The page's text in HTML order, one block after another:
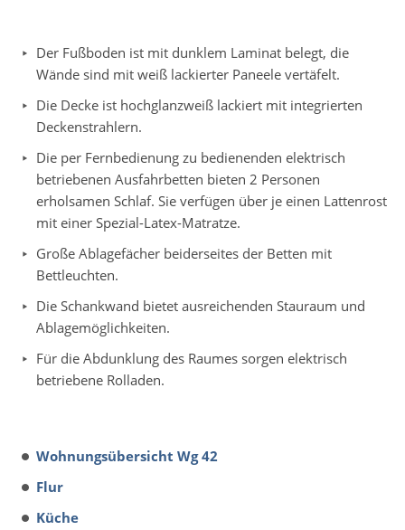
Der Fußboden ist mit dunklem Laminat belegt, die
Wände sind mit weiß lackierter Paneele vertäfelt.
Die Decke ist hochglanzweiß lackiert mit integrierten
Deckenstrahlern.
Die per Fernbedienung zu bedienenden elektrisch
betriebenen Ausfahrbetten bieten 2 Personen
erholsamen Schlaf. Sie verfügen über je einen Lattenrost
mit einer Spezial-Latex-Matratze.
Große Ablagefächer beiderseites der Betten mit
Bettleuchten.
Die Schankwand bietet ausreichenden Stauraum und
Ablagemöglichkeiten.
Für die Abdunklung des Raumes sorgen elektrisch
betriebene Rolladen.
Wohnungsübersicht Wg 42
Flur
Küche